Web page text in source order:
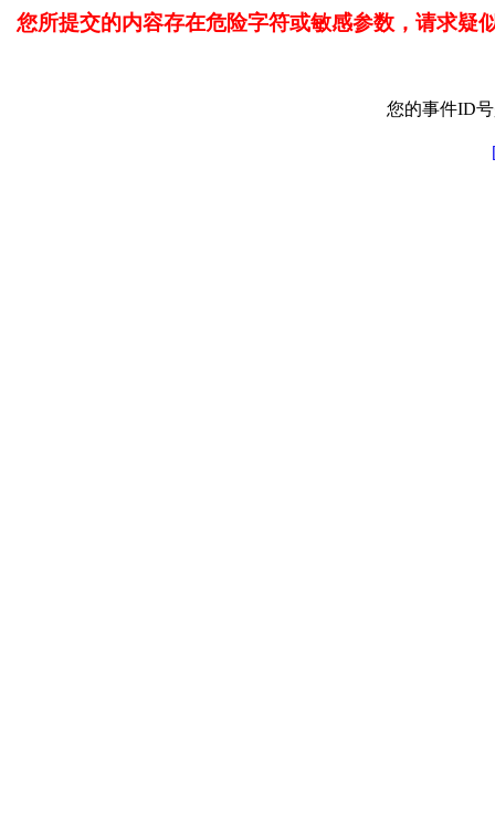
您所提交的内容存在危险字符或敏感参数，请求疑
您的事件ID号